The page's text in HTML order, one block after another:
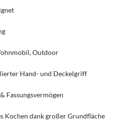
Outdoor
Hand- und Deckelgriff
Fassungsvermögen
Kochen dank großer Grundfläche